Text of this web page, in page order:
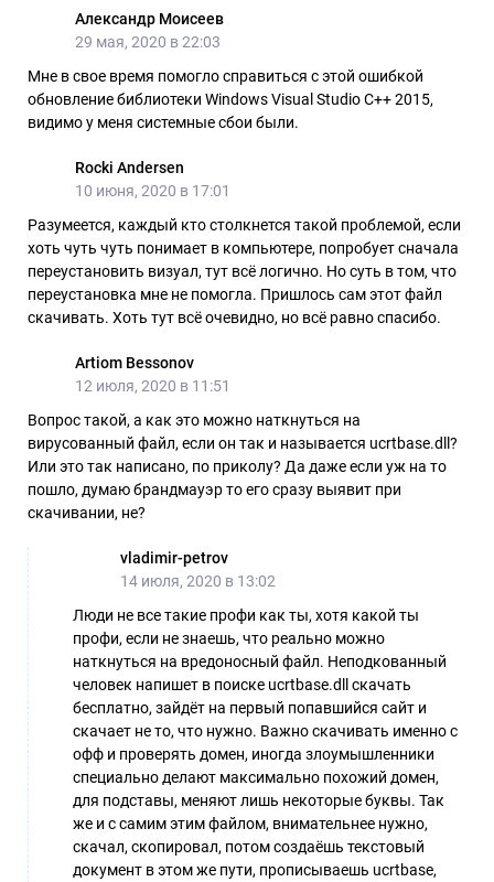
Александр Моисеев
29 мая, 2020 в 22:03
Мне в свое время помогло справиться с этой ошибкой
обновление библиотеки Windows Visual Studio C++ 2015,
видимо у меня системные сбои были.
Rocki Andersen
10 июня, 2020 в 17:01
Разумеется, каждый кто столкнется такой проблемой, если
хоть чуть чуть понимает в компьютере, попробует сначала
переустановить визуал, тут всё логично. Но суть в том, что
переустановка мне не помогла. Пришлось сам этот файл
скачивать. Хоть тут всё очевидно, но всё равно спасибо.
Artiom Bessonov
12 июля, 2020 в 11:51
Вопрос такой, а как это можно наткнуться на
вирусованный файл, если он так и называется ucrtbase.dll?
Или это так написано, по приколу? Да даже если уж на то
пошло, думаю брандмауэр то его сразу выявит при
скачивании, не?
vladimir-petrov
14 июля, 2020 в 13:02
Люди не все такие профи как ты, хотя какой ты
профи, если не знаешь, что реально можно
наткнуться на вредоносный файл. Неподкованный
человек напишет в поиске ucrtbase.dll скачать
бесплатно, зайдёт на первый попавшийся сайт и
скачает не то, что нужно. Важно скачивать именно с
офф и проверять домен, иногда злоумышленники
специально делают максимально похожий домен,
для подставы, меняют лишь некоторые буквы. Так
же и с самим этим файлом, внимательнее нужно,
скачал, скопировал, потом создаёшь текстовый
документ в этом же пути, прописываешь ucrtbase,